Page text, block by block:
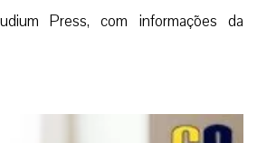
Press, com informações da